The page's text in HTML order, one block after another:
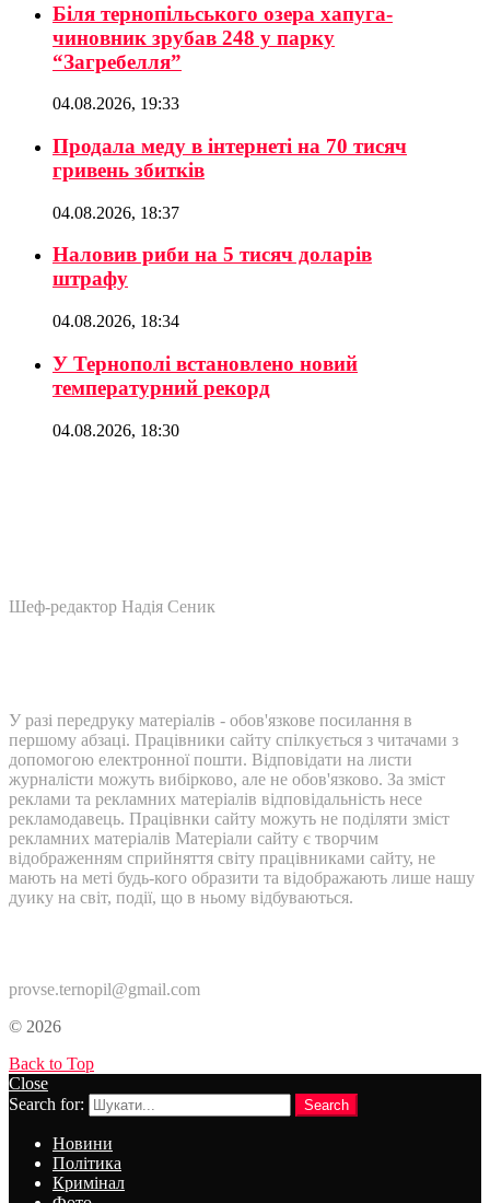
Біля тернопільського озера хапуга-
чиновник зрубав 248 у парку
“Загребелля”
04.08.2026, 19:33
Продала меду в інтернеті на 70 тисяч
гривень збитків
04.08.2026, 18:37
Наловив риби на 5 тисяч доларів
штрафу
04.08.2026, 18:34
У Тернополі встановлено новий
температурний рекорд
04.08.2026, 18:30
Шеф-редактор Надія Сеник
У разі передруку матеріалів - обов'язкове посилання в
першому абзаці. Працівники сайту спілкується з читачами з
допомогою електронної пошти. Відповідати на листи
журналісти можуть вибірково, але не обов'язково. За зміст
реклами та рекламних матеріалів відповідальність несе
рекламодавець. Працівнки сайту можуть не поділяти зміст
рекламних матеріалів Матеріали сайту є творчим
відображенням сприйняття світу працівниками сайту, не
мають на меті будь-кого образити та відображають лише нашу
дуику на світ, події, що в ньому відбуваються.
provse.ternopil@gmail.com
© 2026
Back to Top
Close
Search for:
Search
Новини
Політика
Кримінал